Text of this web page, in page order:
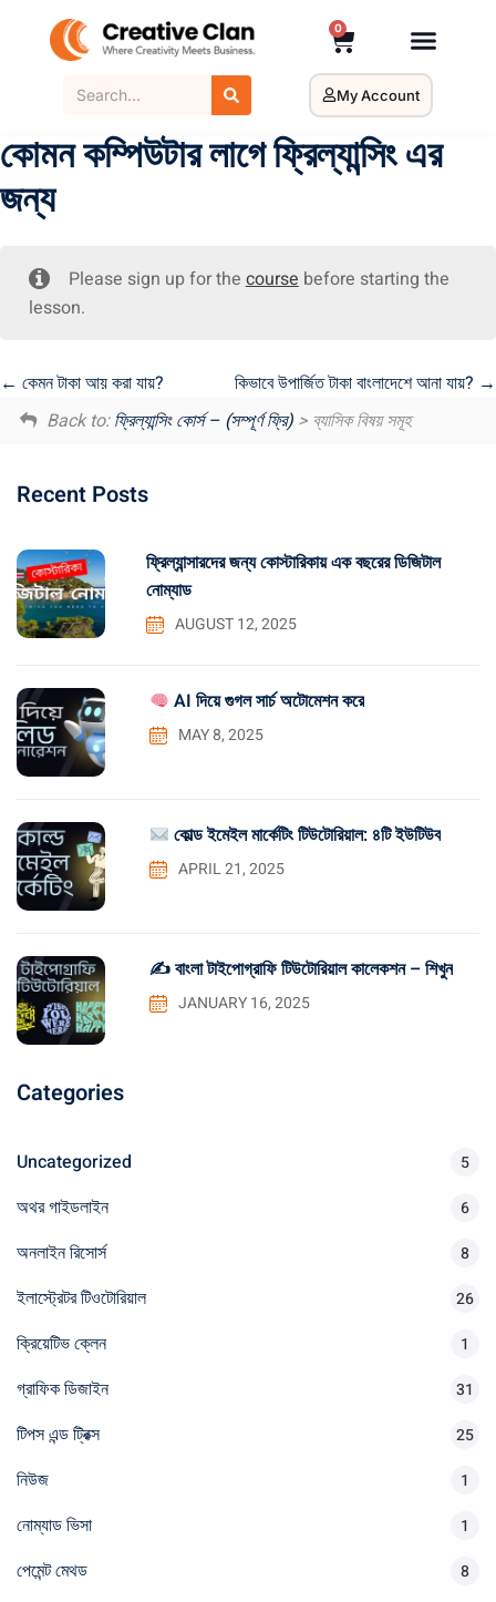
0
My Account
কোমন কম্পিউটার লাগে ফ্রিল্যান্সিং এর
জন্য
Please sign up for thecoursebefore starting the
lesson.
কেমন টাকা আয় করা যায়?
কিভাবে উপার্জিত টাকা বাংলাদেশে আনা যায়?
Back to:ফ্রিল্যান্সিং কোর্স – (সম্পূর্ণ ফ্রি)> ব্যাসিক বিষয় সমূহ
Recent Posts
ফ্রিল্যান্সারদের জন্য কোস্টারিকায় এক বছরের ডিজিটাল
নোম্যাড
AUGUST 12, 2025
AI দিয়ে গুগল সার্চ অটোমেশন করে
MAY 8, 2025
কোল্ড ইমেইল মার্কেটিং টিউটোরিয়াল: ৪টি ইউটিউব
APRIL 21, 2025
✍️ বাংলা টাইপোগ্রাফি টিউটোরিয়াল কালেকশন – শিখুন
JANUARY 16, 2025
Categories
Uncategorized 5
অথর গাইডলাইন 6
অনলাইন রিসোর্স 8
ইলাস্ট্রেটর টিওটোরিয়াল 26
ক্রিয়েটিভ ক্লেন 1
গ্রাফিক ডিজাইন 31
টিপস এন্ড ট্রিক্স 25
নিউজ 1
নোম্যাড ভিসা 1
পেমেন্ট মেথড 8